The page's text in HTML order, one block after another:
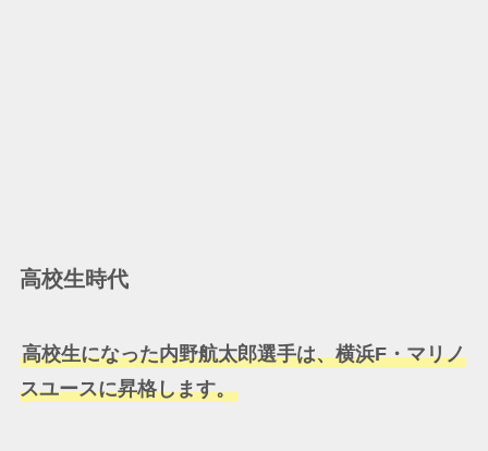
高校生時代
高校生になった内野航太郎選手は、横浜F・マリノ
スユースに昇格します。